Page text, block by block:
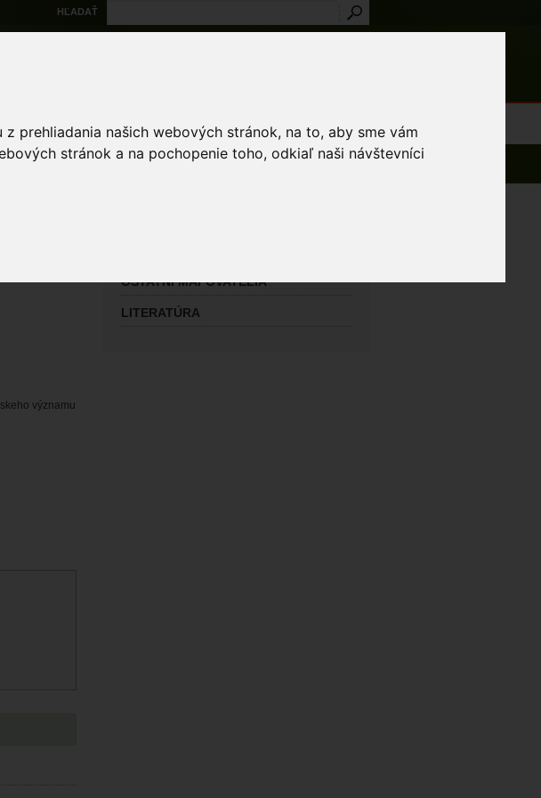
prehliadania našich webových stránok, na to, aby sme vám
stránok a na pochopenie toho, odkiaľ naši návštevníci
HĽADAŤ
Žiadosti a výnimky
významu
OSTATNÍ MAPOVATELIA
LITERATÚRA